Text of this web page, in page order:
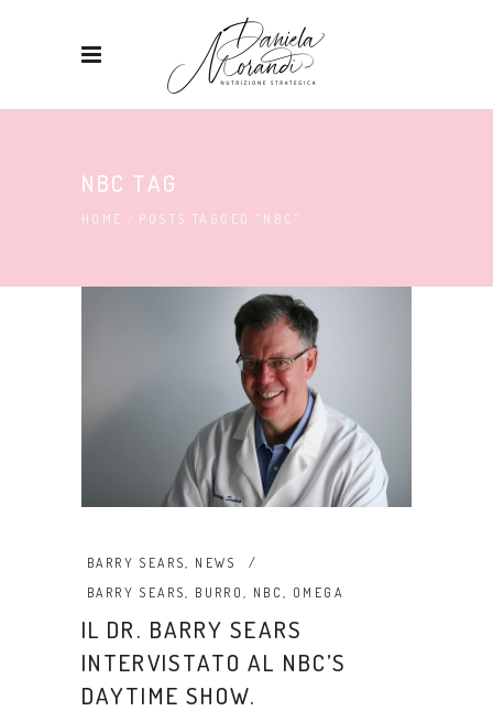
NBC TAG
HOME / POSTS TAGGED "NBC"
BARRY SEARS
NEWS
BARRY SEARS
BURRO NBC OMEGA
IL DR. BARRY SEARS
INTERVISTATO AL NBC’S
DAYTIME SHOW.